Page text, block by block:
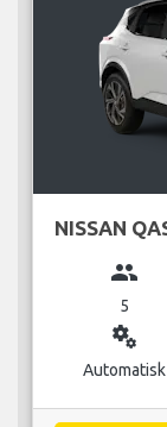
NISSAN
group
5
miscellaneous_services
Automatisk